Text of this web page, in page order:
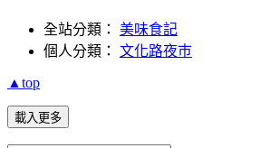
全站分類： 美味食記
個人分類： 文化路夜巿
▲top
載入更多